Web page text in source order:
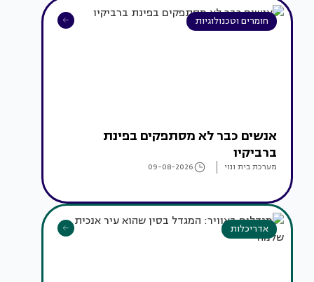
חומרים וטכנולוגיות
אנשים כבר לא מסתפקים בפינת
ברביקיו
מערכת בית ונוי 09-08-2026
אדריכלות